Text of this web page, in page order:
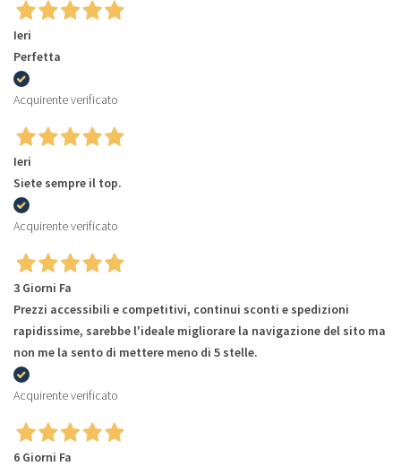
Ieri
Perfetta
Acquirente verificato
Ieri
Siete sempre il top.
Acquirente verificato
3 Giorni Fa
Prezzi accessibili e competitivi, continui sconti e spedizioni
rapidissime, sarebbe l'ideale migliorare la navigazione del sito ma
non me la sento di mettere meno di 5 stelle.
Acquirente verificato
6 Giorni Fa